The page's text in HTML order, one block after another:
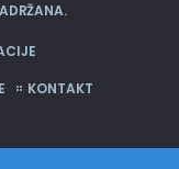
KONTAKT